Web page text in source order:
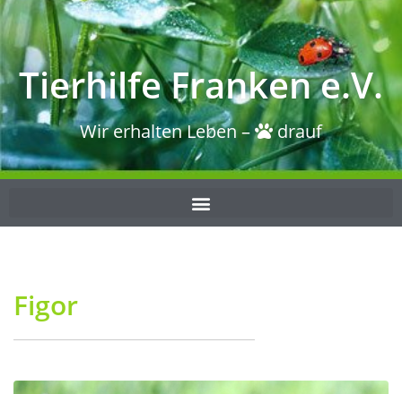
Tierhilfe Franken e.V.
Wir erhalten Leben – drauf
Figor